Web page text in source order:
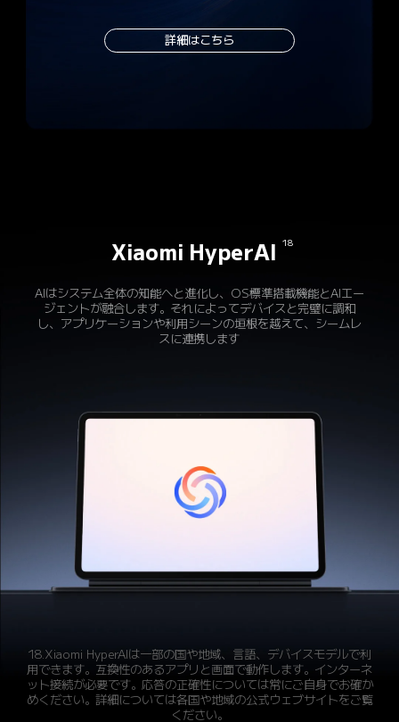
詳細はこちら
Xiaomi HyperAI 18
AIはシステム全体の知能へと進化し、OS標準搭載機能とAIエー
ジェントが融合します。それによってデバイスと完璧に調和
し、アプリケーションや利用シーンの垣根を越えて、シームレ
スに連携します
18.Xiaomi HyperAIは一部の国や地域、言語、デバイスモデルで利
用できます。互換性のあるアプリと画面で動作します。インターネ
ット接続が必要です。応答の正確性については常にご自身でお確か
めください。詳細については各国や地域の公式ウェブサイトをご覧
ください。